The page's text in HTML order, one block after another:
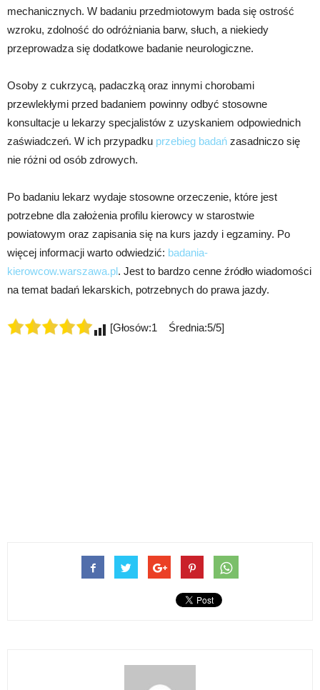
mechanicznych. W badaniu przedmiotowym bada się ostrość
wzroku, zdolność do odróżniania barw, słuch, a niekiedy
przeprowadza się dodatkowe badanie neurologiczne.
Osoby z cukrzycą, padaczką oraz innymi chorobami
przewlekłymi przed badaniem powinny odbyć stosowne
konsultacje u lekarzy specjalistów z uzyskaniem odpowiednich
zaświadczeń. W ich przypadku przebieg badań zasadniczo się
nie różni od osób zdrowych.
Po badaniu lekarz wydaje stosowne orzeczenie, które jest
potrzebne dla założenia profilu kierowcy w starostwie
powiatowym oraz zapisania się na kurs jazdy i egzaminy. Po
więcej informacji warto odwiedzić: badania-
kierowcow.warszawa.pl. Jest to bardzo cenne źródło wiadomości
na temat badań lekarskich, potrzebnych do prawa jazdy.
[Głosów:1 Średnia:5/5]